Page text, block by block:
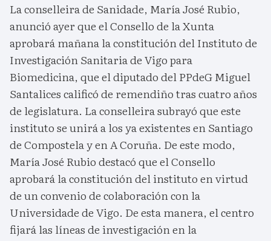
La conselleira de Sanidade, María José Rubio,
anunció ayer que el Consello de la Xunta
aprobará mañana la constitución del Instituto de
Investigación Sanitaria de Vigo para
Biomedicina, que el diputado del PPdeG Miguel
Santalices calificó de remendiño tras cuatro años
de legislatura. La conselleira subrayó que este
instituto se unirá a los ya existentes en Santiago
de Compostela y en A Coruña. De este modo,
María José Rubio destacó que el Consello
aprobará la constitución del instituto en virtud
de un convenio de colaboración con la
Universidade de Vigo. De esta manera, el centro
fijará las líneas de investigación en la